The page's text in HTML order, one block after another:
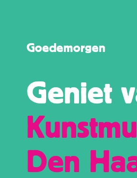
Goedemorgen
Geniet
Den